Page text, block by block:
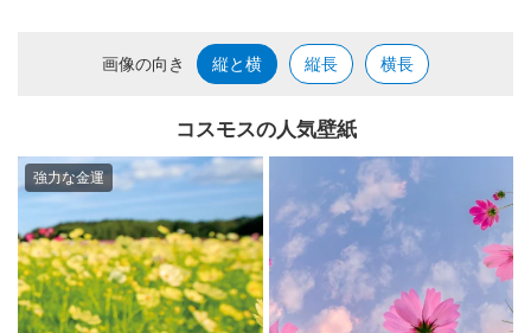
画像の向き 縦と横 縦長 横長
コスモスの人気壁紙
強力な金運